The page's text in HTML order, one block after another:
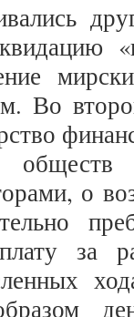
Во
о
за